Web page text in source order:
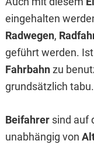
eingehalten
Radwegen,
geführt werden.
Fahrbahnzu
grundsätzlich tabu.
Beifahrer sind auf
unabhängig von